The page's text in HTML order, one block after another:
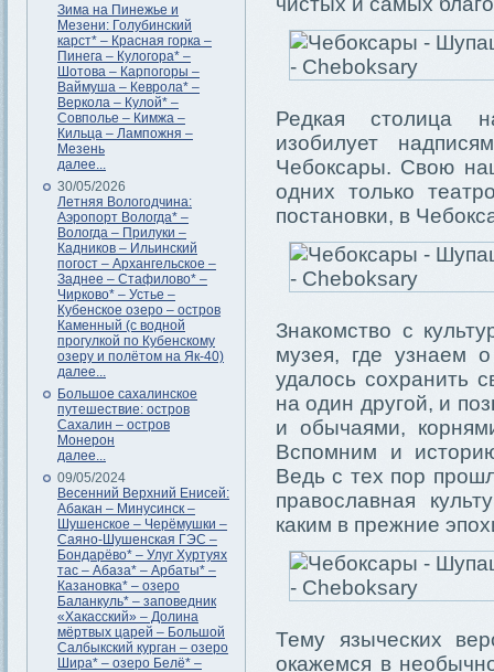
Зима на Пинежье и
Мезени: Голубинский
карст* – Красная горка –
Пинега – Кулогора* –
Шотова – Карпогоры –
Ваймуша – Кеврола* –
Веркола – Кулой* –
Совполье – Кимжа –
Кильца – Лампожня –
Мезень
далее...
30/05/2026
Летняя Вологодчина:
Аэропорт Вологда* –
Вологда – Прилуки –
Кадников – Ильинский
погост – Архангельское –
Заднее – Стафилово* –
Чирково* – Устье –
Кубенское озеро – остров
Каменный (с водной
прогулкой по Кубенскому
озеру и полётом на Як-40)
далее...
Большое сахалинское
путешествие: остров
Сахалин – остров
Монерон
далее...
09/05/2024
Весенний Верхний Енисей:
Абакан – Минусинск –
Шушенское – Черёмушки –
Саяно-Шушенская ГЭС –
Бондарёво* – Улуг Хуртуях
тас – Абаза* – Арбаты* –
Казановка* – озеро
Баланкуль* – заповедник
«Хакасский» – Долина
мёртвых царей – Большой
Салбыкский курган – озеро
Шира* – озеро Белё* –
Редкая столица
изобилует
Чебоксары. Свою
одних только
постановки, в
Знакомство с
музея, где узнаем
удалось сохранить
на один другой, и
и обычаями,
Вспомним и
Ведь с тех пор
православная
каким в прежние
Тему языческих
окажемся в